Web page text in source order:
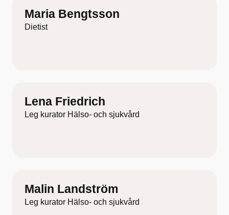
Maria Bengtsson
Dietist
Lena Friedrich
Leg kurator Hälso- och sjukvård
Malin Landström
Leg kurator Hälso- och sjukvård